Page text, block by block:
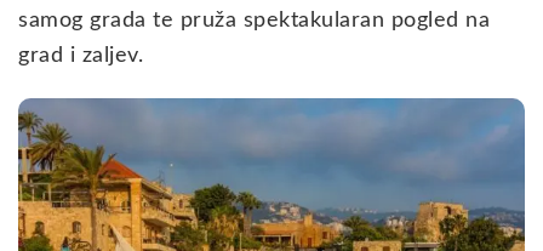
samog grada te pruža spektakularan pogled na
grad i zaljev.